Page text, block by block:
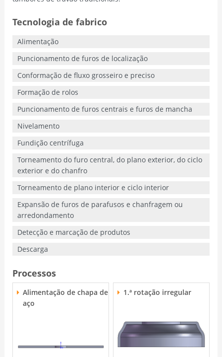
Tecnologia de fabrico
Alimentação
Puncionamento de furos de localização
Conformação de fluxo grosseiro e preciso
Formação de rolos
Puncionamento de furos centrais e furos de mancha
Nivelamento
Fundição centrífuga
Torneamento do furo central, do plano exterior, do ciclo
exterior e do chanfro
Torneamento de plano interior e ciclo interior
Expansão de furos de parafusos e chanfragem ou
arredondamento
Detecção e marcação de produtos
Descarga
Processos
Alimentação de chapa de
aço
1.ª rotação irregular